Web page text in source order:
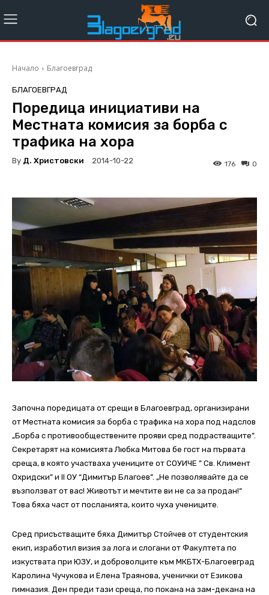
Начало Благоевград
БЛАГОЕВГРАД
Поредица инициативи на
Местната комисия за борба с
трафика на хора
By Д. Христовски 2014-10-22 0
176
Започна поредицата от срещи в Благоевград, организирани
от Местната комисия за борба с трафика на хора под надслов
„Борба с противообществените прояви сред подрастващите”.
Секретарят на комисията Любка Митова бе гост на първата
среща, в която участваха учениците от СОУИЧЕ ” Св. Климент
Охридски” и ІІ ОУ “Димитър Благоев”. „Не позволявайте да се
възползват от вас! Животът и мечтите ви не са за продан!“
Това бяха част от посланията, които чуха учениците.
Сред присъстващите бяха Димитър Стойчев от студентския
екип, изработил визия за лога и слогани от Факултета по
изкуствата при ЮЗУ, и доброволците към МКБТХ-Благоевград
Каролина Чучукова и Елена Траянова, ученички от Езикова
гимназия. Ден преди тази среща, по покана на зам-декана на